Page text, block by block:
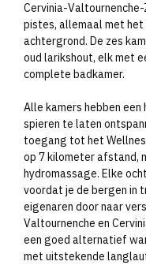
Cervinia-
pistes, allemaal met
achtergrond. De zes
oud larikshout, elk met
complete badkamer.
Alle kamers hebben
spieren te laten
toegang tot het
op 7 kilometer afstand,
hydromassage. Elke
voordat je de bergen in
eigenaren door naar
Valtournenche en
een goed alternatief
met uitstekende